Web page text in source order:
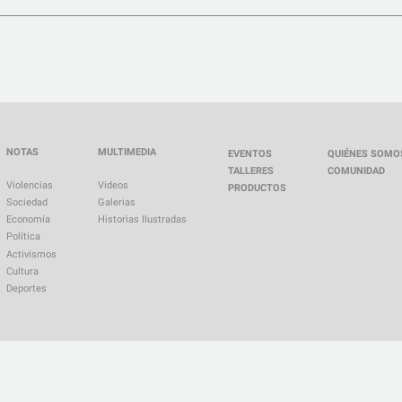
NOTAS
Violencias
Sociedad
Economía
Política
Activismos
Cultura
Deportes
MULTIMEDIA
Videos
Galerias
Historias Ilustradas
EVENTOS
TALLERES
PRODUCTOS
QUIÉNES
COMUNIDAD